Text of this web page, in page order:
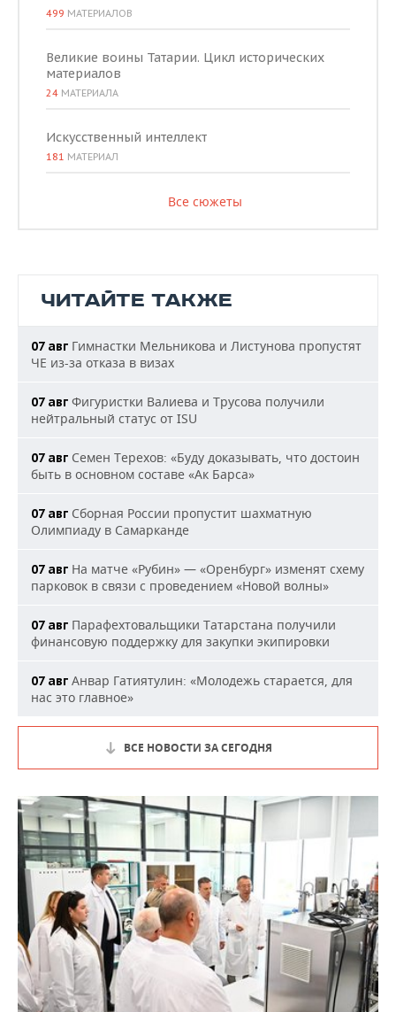
499 МАТЕРИАЛОВ
Великие воины Татарии. Цикл исторических
материалов
24 МАТЕРИАЛА
Искусственный интеллект
181 МАТЕРИАЛ
Все сюжеты
ЧИТАЙТЕ ТАКЖЕ
07 авг Гимнастки Мельникова и Листунова пропустят
ЧЕ из-за отказа в визах
07 авг Фигуристки Валиева и Трусова получили
нейтральный статус от ISU
07 авг Семен Терехов: «Буду доказывать, что достоин
быть в основном составе «Ак Барса»
07 авг Сборная России пропустит шахматную
Олимпиаду в Самарканде
07 авг На матче «Рубин» — «Оренбург» изменят схему
парковок в связи с проведением «Новой волны»
07 авг Парафехтовальщики Татарстана получили
финансовую поддержку для закупки экипировки
07 авг Анвар Гатиятулин: «Молодежь старается, для
нас это главное»
ВСЕ НОВОСТИ ЗА СЕГОДНЯ